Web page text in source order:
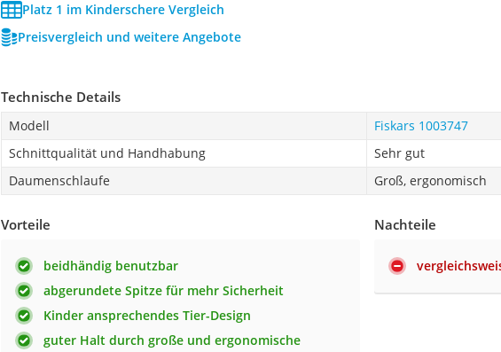
Platz 1 im Kinderschere Vergleich
Preisvergleich und weitere Angebote
Technische Details
Modell
Fiskars 1003747
Schnittqualität und Handhabung
Sehr gut
Daumenschlaufe
Groß, ergonomisch
Vorteile
beidhändig benutzbar
abgerundete Spitze für mehr Sicherheit
Kinder ansprechendes Tier-Design
guter Halt durch große und ergonomische
Nachteile